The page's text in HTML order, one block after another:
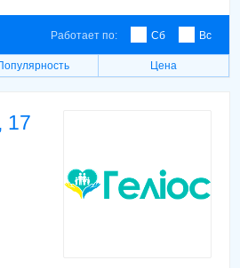
Работает по: Сб Вс
Цена
17